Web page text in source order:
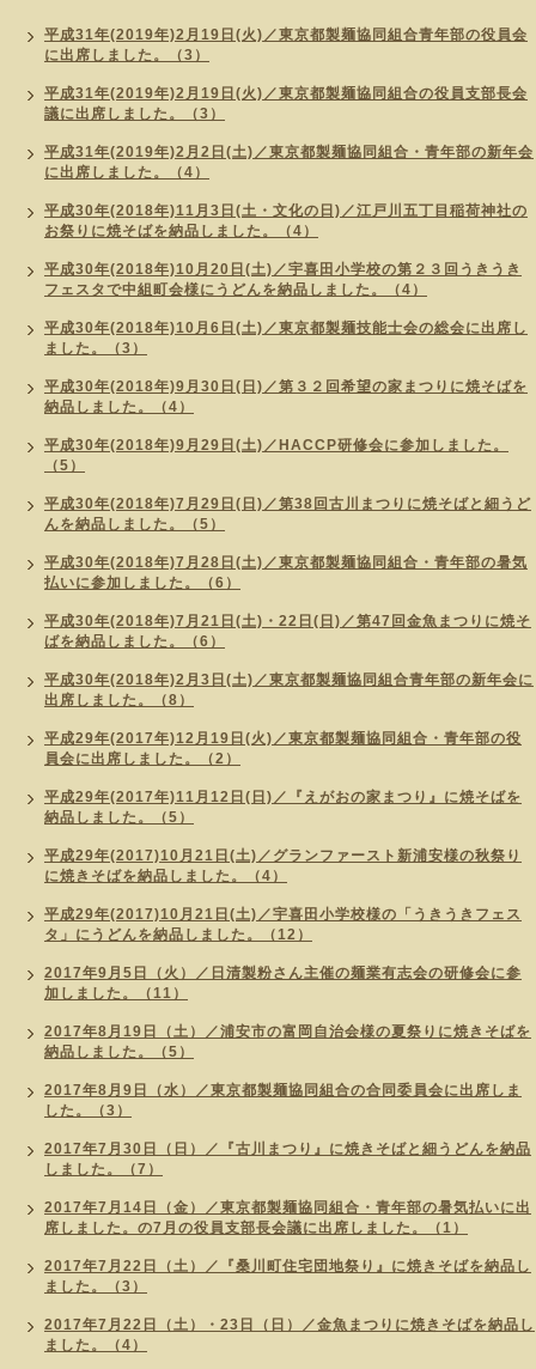
平成31年(2019年)2月19日(火)／東京都製麺協同組合青年部の役員会
に出席しました。（3）
平成31年(2019年)2月19日(火)／東京都製麺協同組合の役員支部長会
議に出席しました。（3）
平成31年(2019年)2月2日(土)／東京都製麺協同組合・青年部の新年会
に出席しました。（4）
平成30年(2018年)11月3日(土・文化の日)／江戸川五丁目稲荷神社の
お祭りに焼そばを納品しました。（4）
平成30年(2018年)10月20日(土)／宇喜田小学校の第２３回うきうき
フェスタで中組町会様にうどんを納品しました。（4）
平成30年(2018年)10月6日(土)／東京都製麺技能士会の総会に出席し
ました。（3）
平成30年(2018年)9月30日(日)／第３２回希望の家まつりに焼そばを
納品しました。（4）
平成30年(2018年)9月29日(土)／HACCP研修会に参加しました。
（5）
平成30年(2018年)7月29日(日)／第38回古川まつりに焼そばと細うど
んを納品しました。（5）
平成30年(2018年)7月28日(土)／東京都製麺協同組合・青年部の暑気
払いに参加しました。（6）
平成30年(2018年)7月21日(土)・22日(日)／第47回金魚まつりに焼そ
ばを納品しました。（6）
平成30年(2018年)2月3日(土)／東京都製麺協同組合青年部の新年会に
出席しました。（8）
平成29年(2017年)12月19日(火)／東京都製麺協同組合・青年部の役
員会に出席しました。（2）
平成29年(2017年)11月12日(日)／『えがおの家まつり』に焼そばを
納品しました。（5）
平成29年(2017)10月21日(土)／グランファースト新浦安様の秋祭り
に焼きそばを納品しました。（4）
平成29年(2017)10月21日(土)／宇喜田小学校様の「うきうきフェス
タ」にうどんを納品しました。（12）
2017年9月5日（火）／日清製粉さん主催の麺業有志会の研修会に参
加しました。（11）
2017年8月19日（土）／浦安市の富岡自治会様の夏祭りに焼きそばを
納品しました。（5）
2017年8月9日（水）／東京都製麺協同組合の合同委員会に出席しま
した。（3）
2017年7月30日（日）／『古川まつり』に焼きそばと細うどんを納品
しました。（7）
2017年7月14日（金）／東京都製麺協同組合・青年部の暑気払いに出
席しました。の7月の役員支部長会議に出席しました。（1）
2017年7月22日（土）／『桑川町住宅団地祭り』に焼きそばを納品し
ました。（3）
2017年7月22日（土）・23日（日）／金魚まつりに焼きそばを納品し
ました。（4）